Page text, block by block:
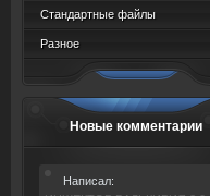
Стандартные файлы
Разное
Новые комментарии
Написал: